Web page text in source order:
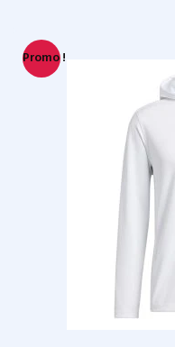
Promo !